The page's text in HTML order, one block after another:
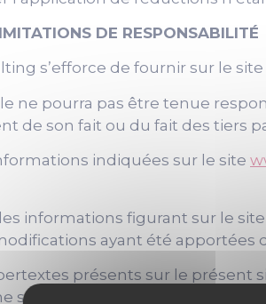
DE RESPONSABILITÉ
s’efforce de fournir sur le site
ne pourra pas être tenue
de son fait ou du fait des tiers
indiquées sur le site
informations figurant sur le site
ayant été apportées
présents sur le présent
saurait être engagée si le